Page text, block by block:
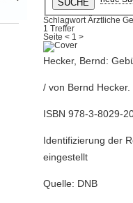
Schlagwort Ärztliche
1 Treffer
Seite< 1 >
Hecker, Bernd:
/ von Bernd
ISBN 978-3-8029-
Identifizierung der
eingestellt
Quelle: DNB